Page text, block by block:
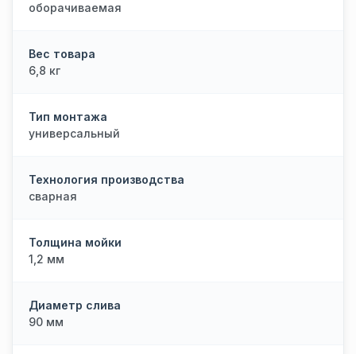
оборачиваемая
Вес товара
6,8 кг
Тип монтажа
универсальный
Технология производства
сварная
Толщина мойки
1,2 мм
Диаметр слива
90 мм